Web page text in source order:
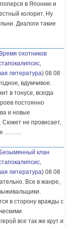
в Японию и
колорит. Ну
Диалоги такие
Время охотников
,
литература) 08 08
вдумчивое.
в тонусе, всегда
постоянно
и новые
Сюжет не провисает,
………
Безымянный клан
,
литература) 08 08
Все в жанре,
в сторону вражды с
все так же крут и